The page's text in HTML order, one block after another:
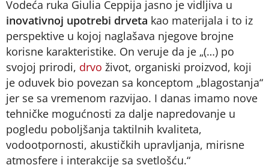
Vodeća ruka Giulia Ceppija jasno je vidljiva u
inovativnoj upotrebi drveta kao materijala i to iz
perspektive u kojoj naglašava njegove brojne
korisne karakteristike. On veruje da je „(…) po
svojoj prirodi, drvo život, organiski proizvod, koji
je oduvek bio povezan sa konceptom „blagostanja“
jer se sa vremenom razvijao. I danas imamo nove
tehničke mogućnosti za dalje napredovanje u
pogledu poboljšanja taktilnih kvaliteta,
vodootpornosti, akustičkih upravljanja, mirisne
atmosfere i interakcije sa svetlošću.“